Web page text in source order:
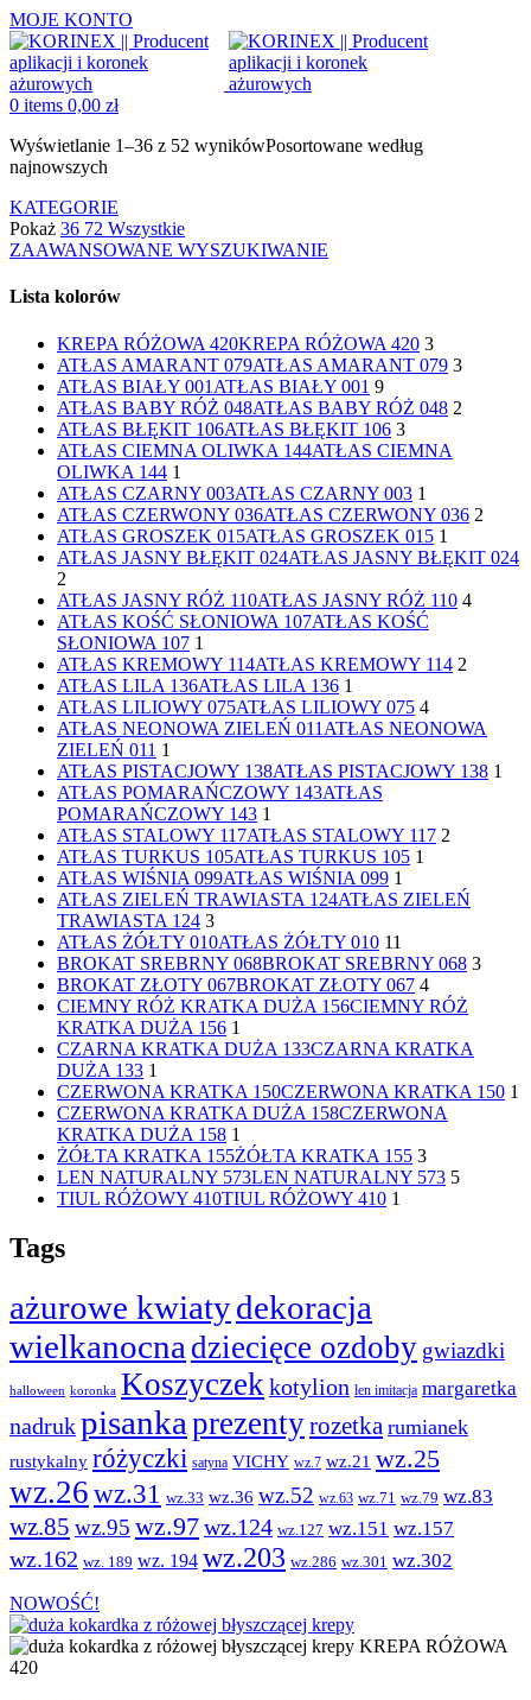
MOJE KONTO
0 items 0,00 zł
Wyświetlanie 1–36 z 52 wynikówPosortowane według
najnowszych
KATEGORIE
Pokaż 36 72 Wszystkie
ZAAWANSOWANE WYSZUKIWANIE
Lista kolorów
KREPA RÓŻOWA 420KREPA RÓŻOWA 420 3
ATŁAS AMARANT 079ATŁAS AMARANT 079 3
ATŁAS BIAŁY 001 ATŁAS BIAŁY 001 9
ATŁAS BABY RÓŻ 048ATŁAS BABY RÓŻ 048 2
ATŁAS BŁĘKIT 106ATŁAS BŁĘKIT 106 3
ATŁAS CIEMNA OLIWKA 144ATŁAS CIEMNA
OLIWKA 144 1
ATŁAS CZARNY 003ATŁAS CZARNY 003 1
ATŁAS CZERWONY 036ATŁAS CZERWONY 036 2
ATŁAS GROSZEK 015ATŁAS GROSZEK 015 1
ATŁAS JASNY BŁĘKIT 024ATŁAS JASNY BŁĘKIT 024
2
ATŁAS JASNY RÓŻ 110ATŁAS JASNY RÓŻ 110 4
ATŁAS KOŚĆ SŁONIOWA 107ATŁAS KOŚĆ
SŁONIOWA 107 1
ATŁAS KREMOWY 114ATŁAS KREMOWY 114 2
ATŁAS LILA 136ATŁAS LILA 136 1
ATŁAS LILIOWY 075ATŁAS LILIOWY 075 4
ATŁAS NEONOWA ZIELEŃ 011 ATŁAS NEONOWA
ZIELEŃ 011 1
ATŁAS PISTACJOWY 138ATŁAS PISTACJOWY 138 1
ATŁAS POMARAŃCZOWY 143ATŁAS
POMARAŃCZOWY 143 1
ATŁAS STALOWY 117ATŁAS STALOWY 117 2
ATŁAS TURKUS 105ATŁAS TURKUS 105 1
ATŁAS WIŚNIA 099ATŁAS WIŚNIA 099 1
ATŁAS ZIELEŃ TRAWIASTA 124ATŁAS ZIELEŃ
TRAWIASTA 124 3
ATŁAS ŻÓŁTY 010ATŁAS ŻÓŁTY 010 11
BROKAT SREBRNY 068BROKAT SREBRNY 068 3
BROKAT ZŁOTY 067BROKAT ZŁOTY 067 4
CIEMNY RÓŻ KRATKA DUŻA 156CIEMNY RÓŻ
KRATKA DUŻA 156 1
CZARNA KRATKA DUŻA 133CZARNA KRATKA
DUŻA 133 1
CZERWONA KRATKA 150CZERWONA KRATKA 150 1
CZERWONA KRATKA DUŻA 158CZERWONA
KRATKA DUŻA 158 1
ŻÓŁTA KRATKA 155ŻÓŁTA KRATKA 155 3
LEN NATURALNY 573LEN NATURALNY 573 5
TIUL RÓŻOWY 410TIUL RÓŻOWY 410 1
Tags
ażurowe kwiatydekoracja
wielkanocna dziecięce ozdoby gwiazdki
halloween koronka Koszyczekkotylion len imitacja margaretka
nadrukpisanka prezentyrozetka rumianek
rustykalny różyczki satyna VICHY wz.7 wz.21 wz.25
wz.26wz.31 wz.33 wz.36 wz.52 wz.63 wz.71 wz.79 wz.83
wz.85 wz.95 wz.97wz.124 wz.127 wz.151 wz.157
wz.162 wz. 189 wz. 194 wz.203 wz.286 wz.301 wz.302
NOWOŚĆ!
KREPA RÓŻOWA
420